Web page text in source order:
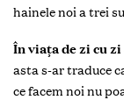
hainele noi a trei
În viaţa de zi cu
asta s-ar traduce
ce facem noi nu